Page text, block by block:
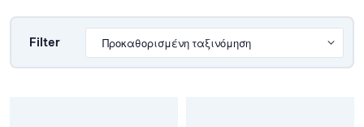
Filter